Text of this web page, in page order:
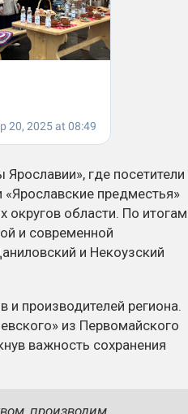
где посетители
предместья»
округов области. По итогам
и современной
и Некоузский
производителей региона.
из Первомайского
важность сохранения